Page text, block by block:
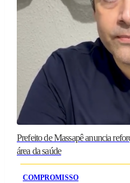
Prefeito de Massapê anuncia
área da saúde
COMPROMISSO